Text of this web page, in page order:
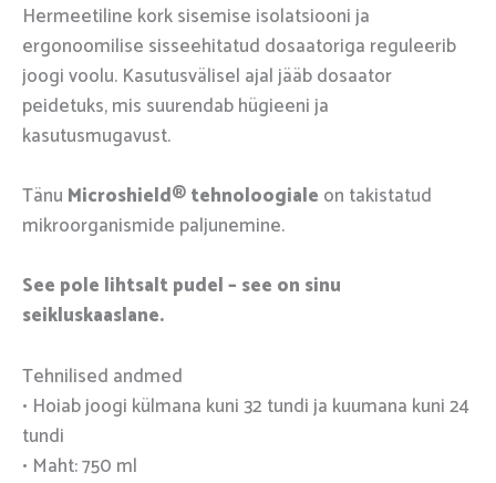
Hermeetiline kork sisemise isolatsiooni ja
ergonoomilise sisseehitatud dosaatoriga reguleerib
joogi voolu. Kasutusvälisel ajal jääb dosaator
peidetuks, mis suurendab hügieeni ja
kasutusmugavust.
Tänu Microshield® tehnoloogiale on takistatud
mikroorganismide paljunemine.
See pole lihtsalt pudel – see on sinu
seikluskaaslane.
Tehnilised andmed
• Hoiab joogi külmana kuni 32 tundi ja kuumana kuni 24
tundi
• Maht: 750 ml